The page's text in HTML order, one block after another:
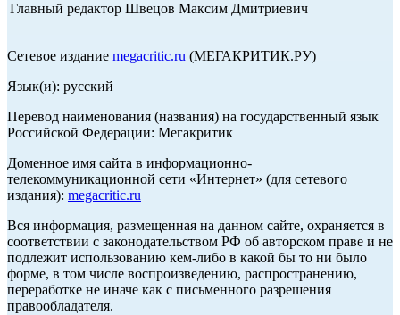
Главный редактор Швецов Максим Дмитриевич
Сетевое издание megacritic.ru (МЕГАКРИТИК.РУ)
Язык(и): русский
Перевод наименования (названия) на государственный язык
Российской Федерации: Мегакритик
Доменное имя сайта в информационно-
телекоммуникационной сети «Интернет» (для сетевого
издания): megacritic.ru
Вся информация, размещенная на данном сайте, охраняется в
соответствии с законодательством РФ об авторском праве и не
подлежит использованию кем-либо в какой бы то ни было
форме, в том числе воспроизведению, распространению,
переработке не иначе как с письменного разрешения
правообладателя.